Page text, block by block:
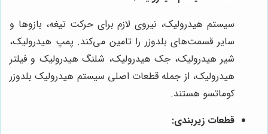
سیستم هیدرولیک، نیروی لازم برای حرکت تیغه، بازوها و
سایر قسمت‌های بلدوزر را تامین می‌کند. پمپ هیدرولیک،
شیر هیدرولیک، جک هیدرولیک، شلنگ هیدرولیک و فیلتر
هیدرولیک، از جمله قطعات اصلی سیستم هیدرولیک بلدوزر
کوماتسو هستند.
قطعات زیربندی: